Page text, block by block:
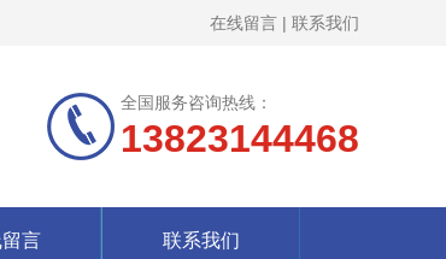
在线留言 | 联系我们
全国服务咨询热线：
13823144468
言 联系我们